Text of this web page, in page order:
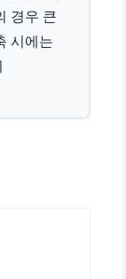
경우 큰
시에는